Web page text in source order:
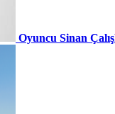
Oyuncu Sinan